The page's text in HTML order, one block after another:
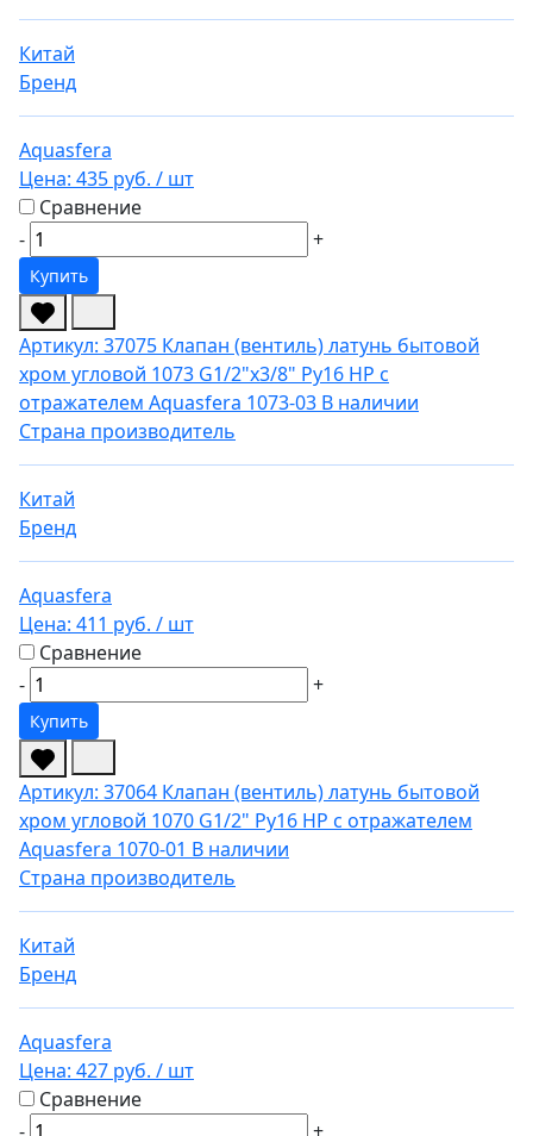
Китай
Бренд
Aquasfera
Цена: 435 руб. / шт
Сравнение
-
+
Купить
Артикул: 37075 Клапан (вентиль) латунь бытовой
хром угловой 1073 G1/2"х3/8" Ру16 НР с
отражателем Aquasfera 1073-03 В наличии
Страна производитель
Китай
Бренд
Aquasfera
Цена: 411 руб. / шт
Сравнение
-
+
Купить
Артикул: 37064 Клапан (вентиль) латунь бытовой
хром угловой 1070 G1/2" Ру16 НР с отражателем
Aquasfera 1070-01 В наличии
Страна производитель
Китай
Бренд
Aquasfera
Цена: 427 руб. / шт
Сравнение